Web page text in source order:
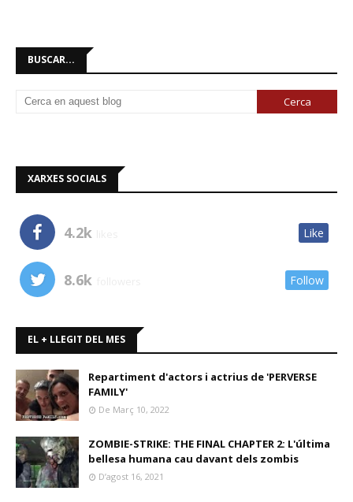
BUSCAR...
XARXES SOCIALS
4.2k Like
8.6k Follow
EL + LLEGIT DEL MES
Repartiment d'actors i actrius de 'PERVERSE
FAMILY'
De Març 10, 2022
ZOMBIE-STRIKE: THE FINAL CHAPTER 2: L'última
bellesa humana cau davant dels zombis
D’agost 16, 2021